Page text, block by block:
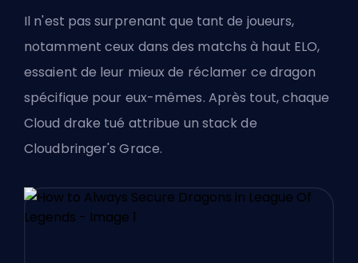
Il n'est pas surprenant que tant de joueurs,
notamment ceux dans des matchs à haut ELO,
essaient de leur mieux de réclamer ce dragon
spécifique pour eux-mêmes. Après tout, chaque
Cloud drake tué attribue un stack de
Cloudbringer's Grace.